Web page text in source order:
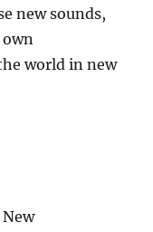
new sounds,
world in new